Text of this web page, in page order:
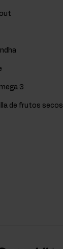
3
de frutos secos